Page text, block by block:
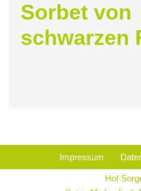
Sorbet von
schwarzen
Impressum
Hof